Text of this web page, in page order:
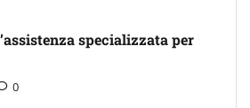
specializzata per
0